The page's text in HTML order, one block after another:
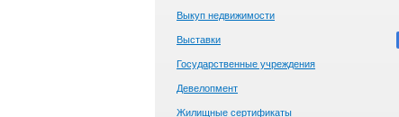
Выкуп недвижимости
Выставки
Государственные учреждения
Девелопмент
Жилищные сертификаты